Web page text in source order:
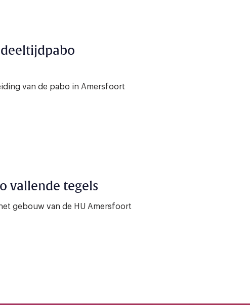
van de pabo in Amersfoort
vallende tegels
gebouw van de HU Amersfoort